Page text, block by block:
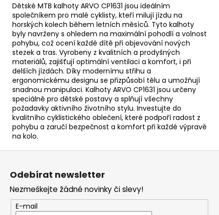
Dětské MTB kalhoty ARVO CP1631 jsou ideálním
společníkem pro malé cyklisty, kteří milují jízdu na
horských kolech během letních měsíců. Tyto kalhoty
byly navrženy s ohledem na maximální pohodlí a volnost
pohybu, což ocení každé dítě při objevování nových
stezek a tras. Vyrobeny z kvalitních a prodyšných
materiálů, zajišťují optimální ventilaci a komfort, i při
delších jízdách. Díky modernímu střihu a
ergonomickému designu se přizpůsobí tělu a umožňují
snadnou manipulaci. Kalhoty ARVO CP1631 jsou určeny
speciálně pro dětské postavy a splňují všechny
požadavky aktivního životního stylu. Investujte do
kvalitního cyklistického oblečení, které podpoří radost z
pohybu a zaručí bezpečnost a komfort při každé výpravě
na kolo.
Z
Odebírat newsletter
Nezmeškejte žádné novinky či slevy!
E-mail